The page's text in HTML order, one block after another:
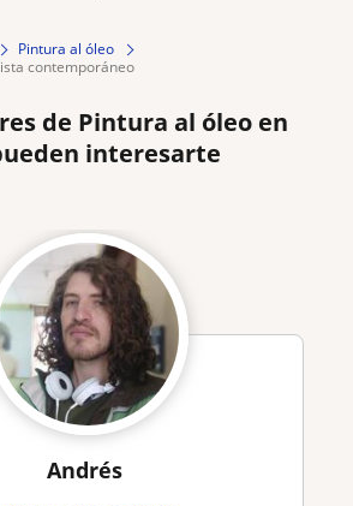
Pintura al óleo
contemporáneo
de Pintura al óleo en
interesarte
Andrés